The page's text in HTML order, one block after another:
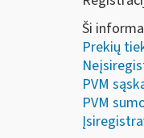
Ši
Prekių
PVM
PVM